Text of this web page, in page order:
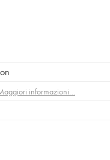
informazioni…